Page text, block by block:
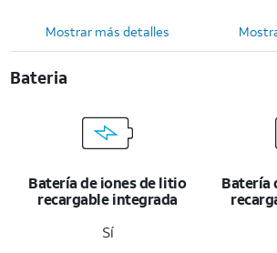
Mostrar más detalles
Bateria
Batería de iones de litio
recargable integrada
Sí
Batería